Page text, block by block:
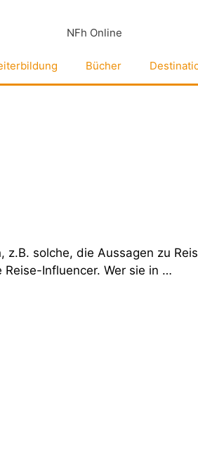
Bücher
solche, die Aussagen zu
Influencer. Wer sie in …